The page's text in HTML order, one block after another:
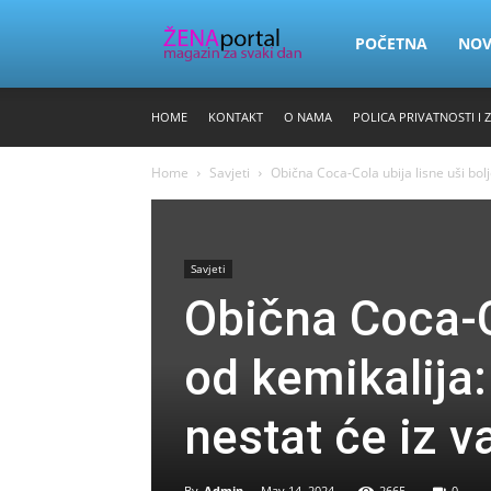
Zena
POČETNA
HOME KONTAKT O NAMA POLICA PRIVATNOSTI I
Home Savjeti Obična Coca-Cola ubija lisne uši
Savjeti
Obična
od
nestat će iz